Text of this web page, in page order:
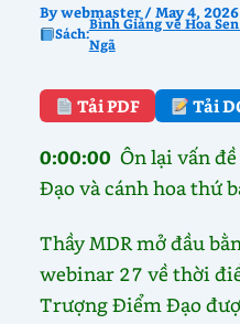
Bywebmaster / May 4, 2026
Sách:
Bình Giảng về Hoa
Ngã
Tải PDF Tải
0:00:00Ôn lại vấn
Đạo và cánh hoa thứ
Thầy MDR mở đầu
webinar 27 về thời
Trượng Điểm Đạo